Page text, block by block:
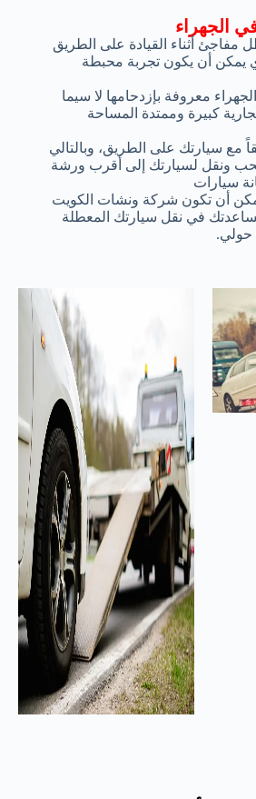
الجهراء
أثناء القيادة على الطريق
يمكن أن يكون تجربة محبطة
معروفة بإزدحامها لا سيما
كبيرة وممتدة المساحة
مع سيارتك على الطريق، وبالتالي
ونقل لسيارتك إلى أقرب ورشة
سيارات
أن تكون شركة ونشات الكويت
في نقل سيارتك المعطلة
حولي.